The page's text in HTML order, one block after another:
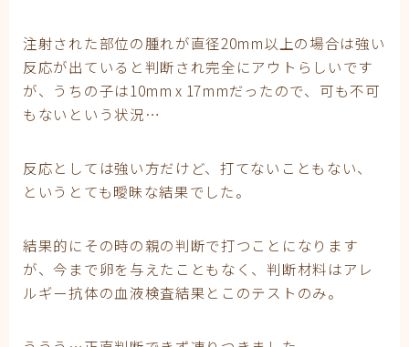
注射された部位の腫れが直径20mm以上の場合は強い
反応が出ていると判断され完全にアウトらしいです
が、うちの子は10mm x 17mmだったので、可も不可
もないという状況…
反応としては強い方だけど、打てないこともない、
というとても曖昧な結果でした。
結果的にその時の親の判断で打つことになります
が、今まで卵を与えたこともなく、判断材料はアレ
ルギー抗体の血液検査結果とこのテストのみ。